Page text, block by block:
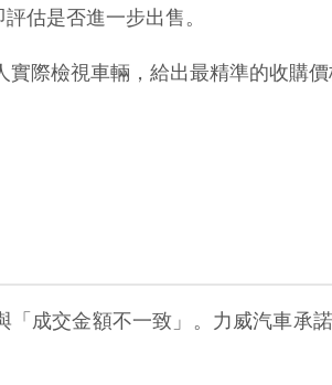
估是否進一步出售。
實際檢視車輛，給出最精準的收購
成交金額不一致」。力威汽車承